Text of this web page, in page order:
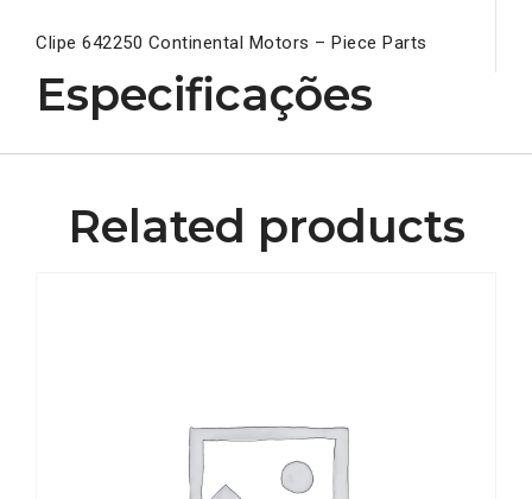
Clipe 642250 Continental Motors – Piece Parts
Especificações
Related products